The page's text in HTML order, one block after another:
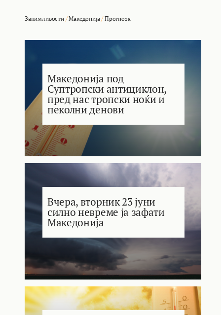
Занимливости/Македонија/Прогноза
Македонија под
Суптропски антициклон,
пред нас тропски ноќи и
пеколни денови
Вчера, вторник 23 јуни
силно невреме ја зафати
Македонија